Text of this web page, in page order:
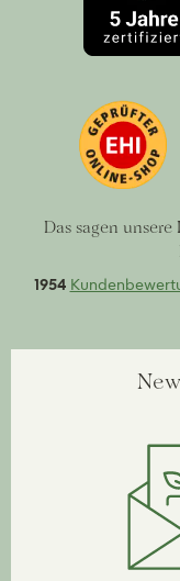
Das sagen
1954